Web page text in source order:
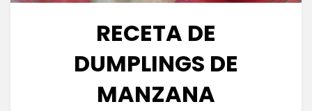
RECETA DE
DUMPLINGS DE
MANZANA